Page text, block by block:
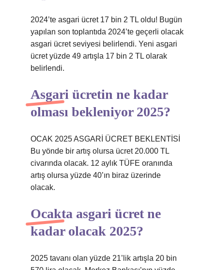
2024’te asgari ücret 17 bin 2 TL oldu! Bugün
yapılan son toplantıda 2024’te geçerli olacak
asgari ücret seviyesi belirlendi. Yeni asgari
ücret yüzde 49 artışla 17 bin 2 TL olarak
belirlendi.
Asgari ücretin ne kadar
olması bekleniyor 2025?
OCAK 2025 ASGARİ ÜCRET BEKLENTİSİ
Bu yönde bir artış olursa ücret 20.000 TL
civarında olacak. 12 aylık TÜFE oranında
artış olursa yüzde 40’ın biraz üzerinde
olacak.
Ocakta asgari ücret ne
kadar olacak 2025?
2025 tavanı olan yüzde 21’lik artışla 20 bin